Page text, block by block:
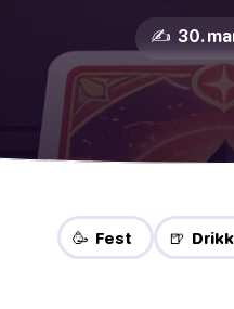
✍️ 30.
🥳 Fest 🍺